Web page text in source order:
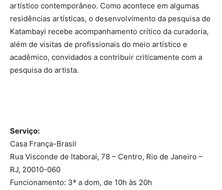
artístico contemporâneo. Como acontece em algumas
residências artísticas, o desenvolvimento da pesquisa de
Katambayi recebe acompanhamento crítico da curadoria,
além de visitas de profissionais do meio artístico e
acadêmico, convidados a contribuir criticamente com a
pesquisa do artista.
Serviço:
Casa França-Brasil
Rua Visconde de Itaboraí, 78 – Centro, Rio de Janeiro –
RJ, 20010-060
Funcionamento: 3ª a dom, de 10h às 20h